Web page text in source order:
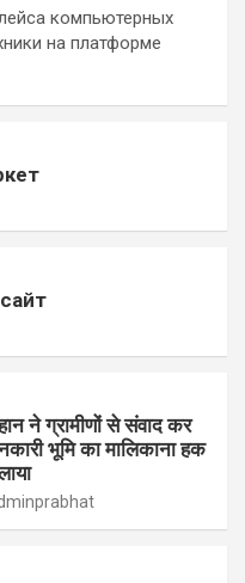
компьютерных
на платформе
ने ग्रामीणों से संवाद कर
भूमि का मालिकाना हक